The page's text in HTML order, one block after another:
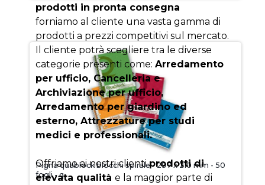
Pigna quablock blocchi spirale - 297 x 210 mm - 50
fogli - q
prodotti in pronta consegna
forniamo al cliente una vasta gamma di
prodotti a prezzi competitivi sul mercato.
Il cliente potrà scegliere tra le diverse
categorie presenti come: Arredamento
per ufficio, Cancelleria e
Archiviazione per ufficio,
Arredamento per giardino ed
esterno, Attrezzature per studi
medici e professionali.
Offriamo ai nostri clientiprodotti di
elevata qualità e la maggior parte di